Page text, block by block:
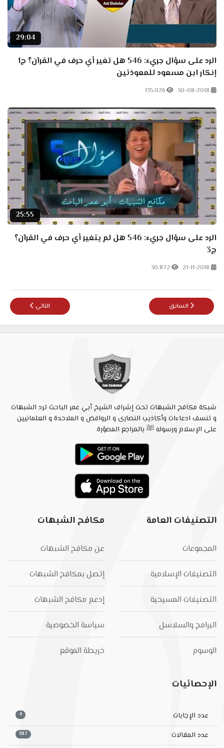
29:04
الرد على سؤال جريء: 546 هل تغير أي حرف في القرآن؟ ج1
إنكار ابن مسعود للمعوذتين
30-08-2018
135.026
25:55
الرد على سؤال جريء: 546 هل لم يتغير أي حرف في القرآن؟
ج3
21-11-2018
30.872
المقال السابق: خطير جدا: القمص زكريا بطرس -الإعصار المدمر. رووووووعةا
السابق المقال التالي:
التالي
شبكة مكافح الشبهات تحت إشراف الشيخ أبي عمر الباحث ترد الشبهات
و تنسف ادعاءات وأكاذيب النصارى و الروافض و الملاحدة و العلمانيين
على الإسلام ورسوله ﷺ بالمراجع المصوّرة.
التصنيفات العامة
المجموعات
التصنيفات الإسلامية
التصنيفات المسيحية
البرامج والسلاسل
الوسوم
مكافح الشبهات
عن مكافح الشبهات
إتصل بمكافح الشبهات
إدعم مكافح الشبهات
سياسة الخصوصية
خريطة الموقع
الإحصائيات
عدد الإجابات 4
عدد المقالات 187